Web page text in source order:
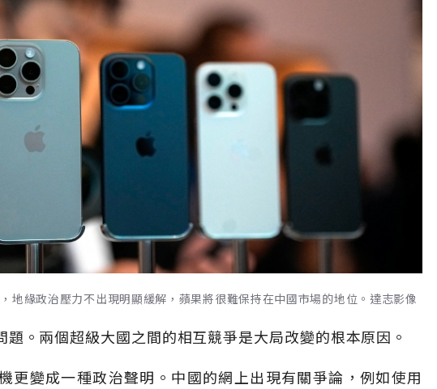
地緣政治壓力不出現明顯緩解，蘋果將很難保持在中國市場的地位。達志影像
。兩個超級大國之間的相互競爭是大局改變的根本原因。
更變成一種政治聲明。中國的網上出現有關爭論，例如使用